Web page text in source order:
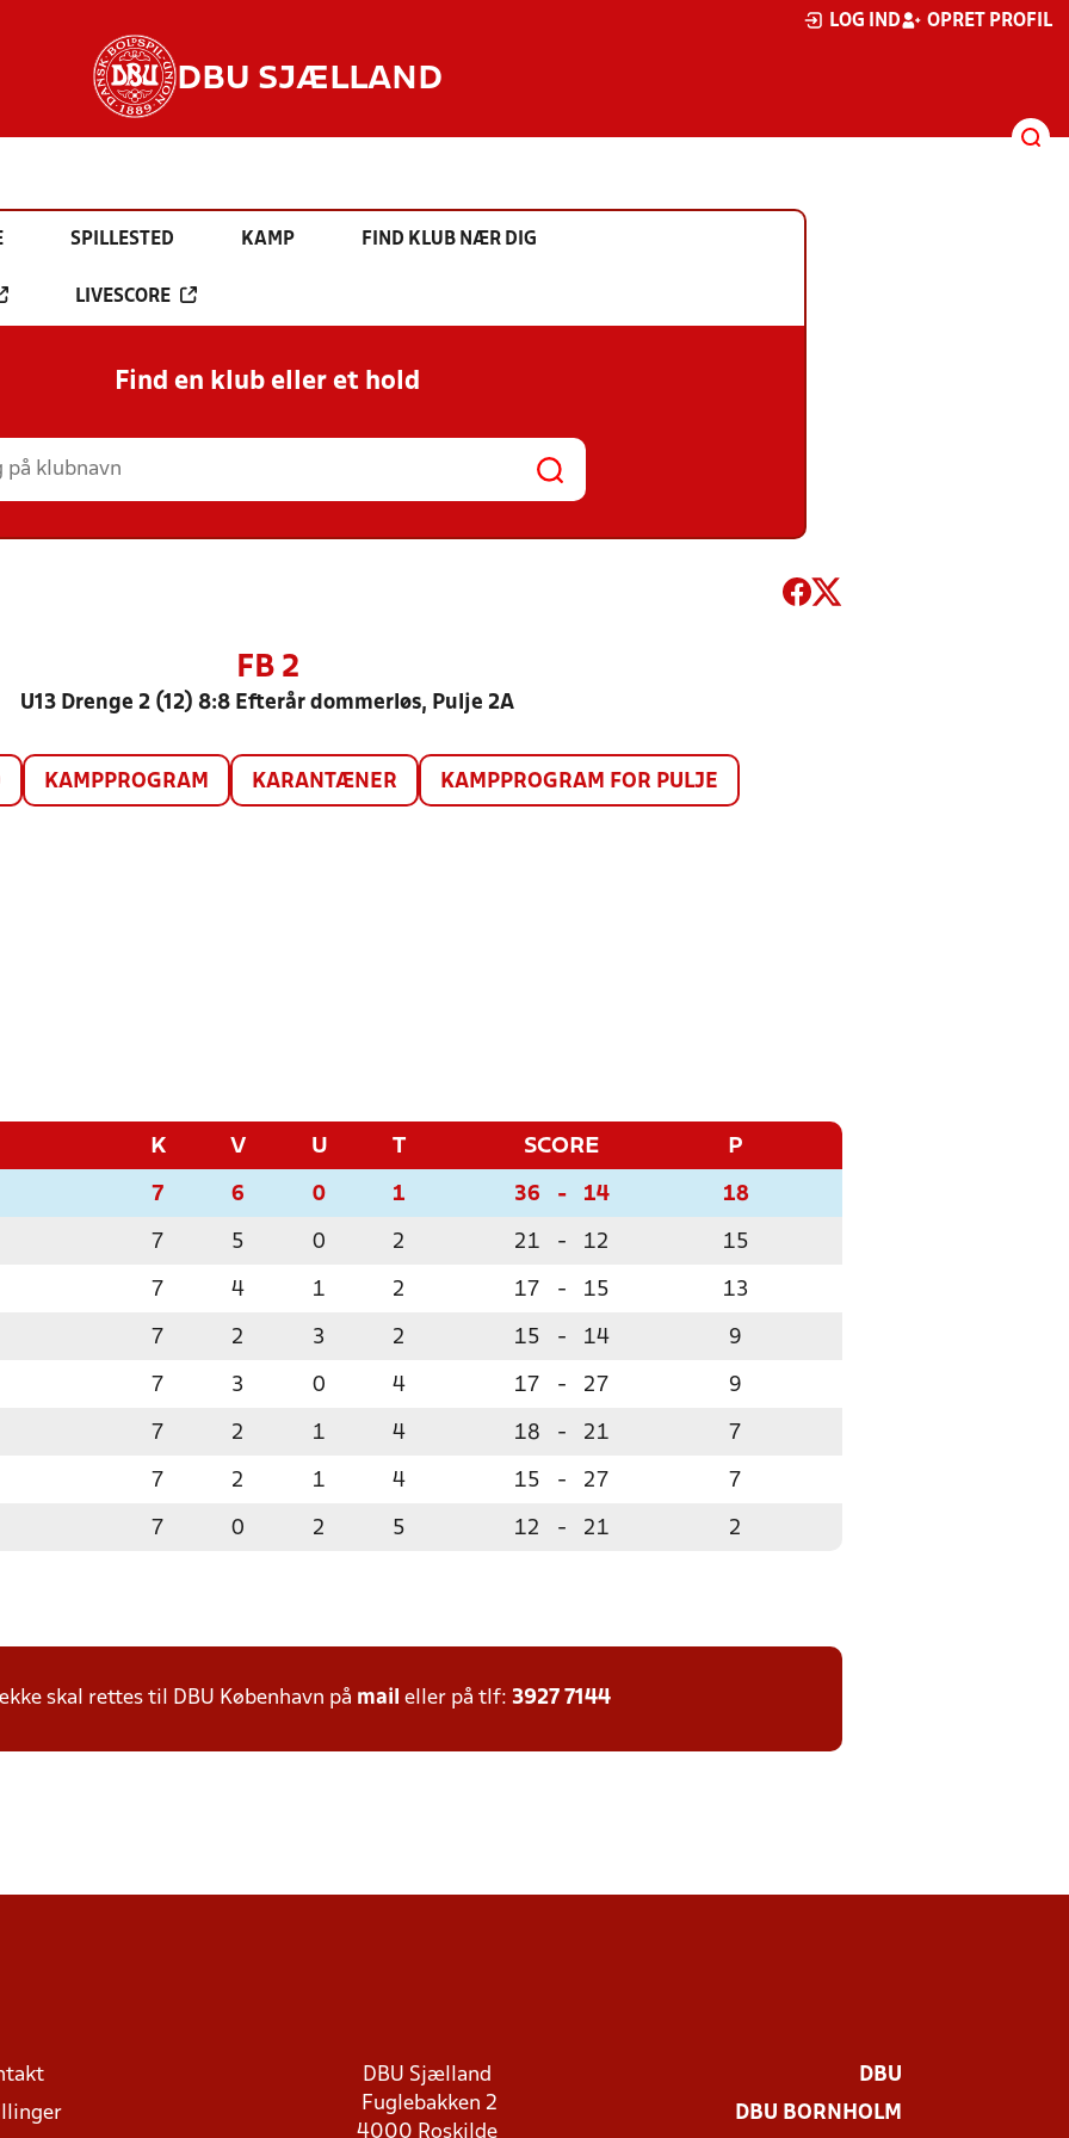
LOG IND OPRET PROFIL
DBU SJÆLLAND
SPILLESTED KAMP FIND KLUB NÆR DIG
LIVESCORE
Find en klub eller et hold
FB 2
U13 Drenge 2 (12) 8:8 Efterår dommerløs, Pulje 2A
KAMPPROGRAM KARANTÆNER KAMPPROGRAM FOR PULJE
K V U T SCORE P
7 6 0 1 36 - 14 18
7 5 0 2 21 - 12 15
7 4 1 2 17 - 15 13
7 2 3 2 15 - 14 9
7 3 0 4 17 - 27 9
7 2 1 4 18 - 21 7
7 2 1 4 15 - 27 7
7 0 2 5 12 - 21 2
skal rettes til DBU København på mail eller på tlf: 3927 7144
DBU Sjælland
Fuglebakken 2
4000 Roskilde
DBU
DBU BORNHOLM